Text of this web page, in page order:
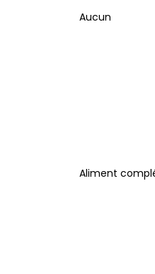
Aucun
Aliment